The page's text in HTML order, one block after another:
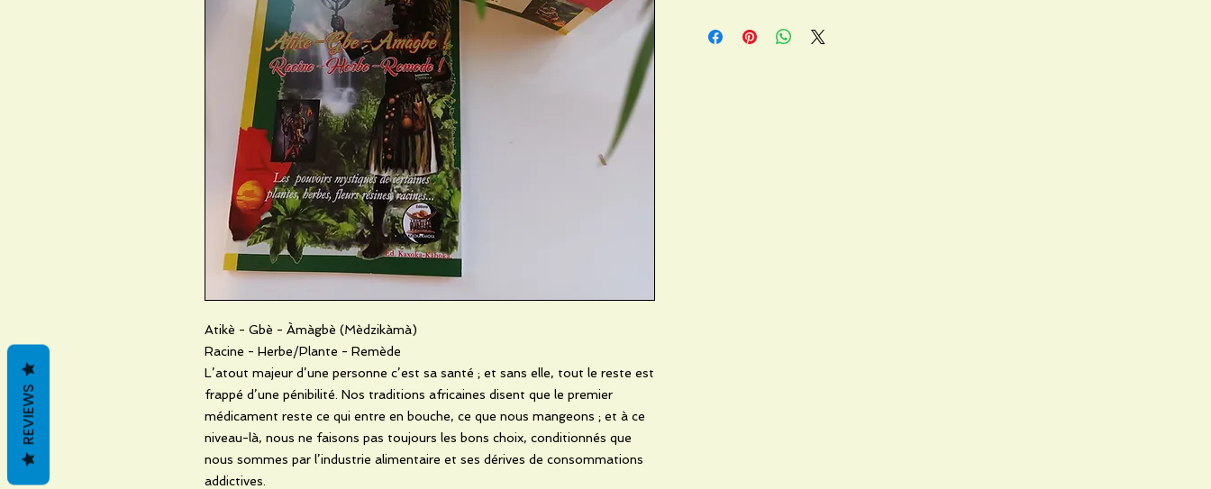
Atikè - Gbè - Àmàgbè (Mèdzikàmà)
Racine - Herbe/Plante - Remède
L’atout majeur d’une personne c’est sa santé ; et sans elle, tout le reste est
frappé d’une pénibilité. Nos traditions africaines disent que le premier
médicament reste ce qui entre en bouche, ce que nous mangeons ; et à ce
niveau-là, nous ne faisons pas toujours les bons choix, conditionnés que
nous sommes par l’industrie alimentaire et ses dérives de consommations
addictives.
REVIEWS